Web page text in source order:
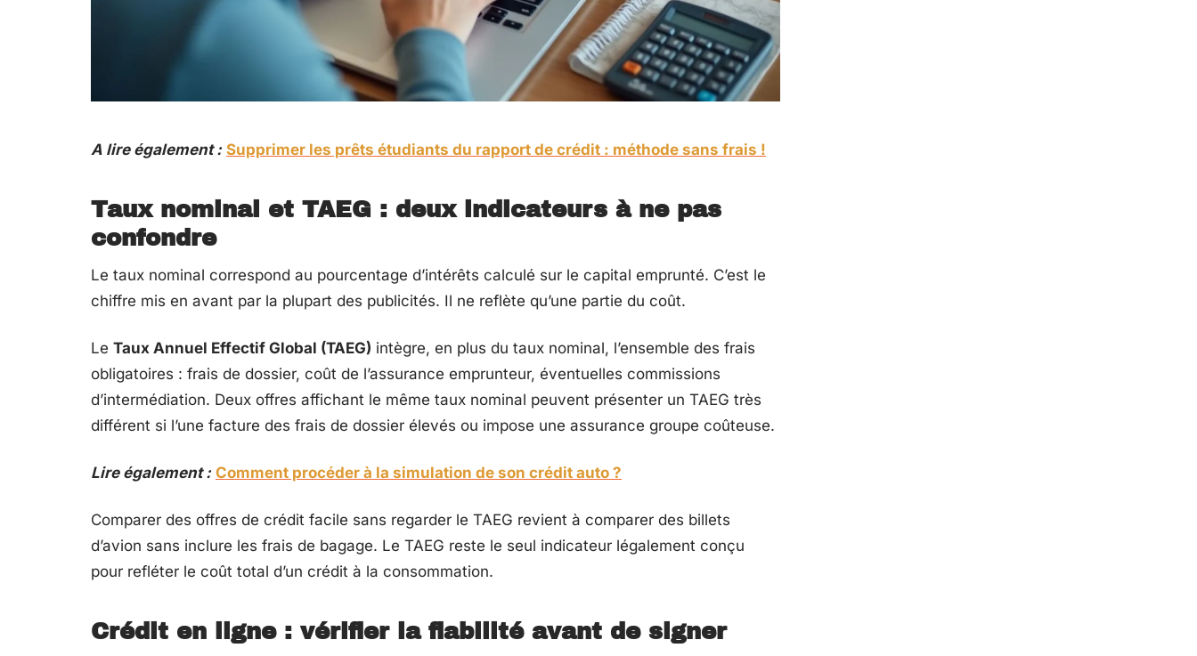
A lire également : Supprimer les prêts étudiants du rapport de crédit : méthode sans frais !
Taux nominal et TAEG : deux indicateurs à ne pas
confondre
Le taux nominal correspond au pourcentage d’intérêts calculé sur le capital emprunté. C’est le
chiffre mis en avant par la plupart des publicités. Il ne reflète qu’une partie du coût.
Le Taux Annuel Effectif Global (TAEG) intègre, en plus du taux nominal, l’ensemble des frais
obligatoires : frais de dossier, coût de l’assurance emprunteur, éventuelles commissions
d’intermédiation. Deux offres affichant le même taux nominal peuvent présenter un TAEG très
différent si l’une facture des frais de dossier élevés ou impose une assurance groupe coûteuse.
Lire également : Comment procéder à la simulation de son crédit auto ?
Comparer des offres de crédit facile sans regarder le TAEG revient à comparer des billets
d’avion sans inclure les frais de bagage. Le TAEG reste le seul indicateur légalement conçu
pour refléter le coût total d’un crédit à la consommation.
Crédit en ligne : vérifier la fiabilité avant de signer